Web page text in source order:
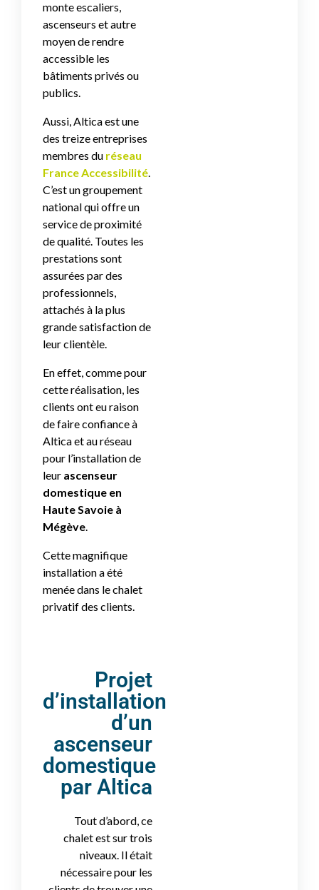
monte escaliers,
ascenseurs et autre
moyen de rendre
accessible les
bâtiments privés ou
publics.
Aussi, Altica est une
des treize entreprises
membres du réseau
France Accessibilité.
C’est un groupement
national qui offre un
service de proximité
de qualité. Toutes les
prestations sont
assurées par des
professionnels,
attachés à la plus
grande satisfaction de
leur clientèle.
En effet, comme pour
cette réalisation, les
clients ont eu raison
de faire confiance à
Altica et au réseau
pour l’installation de
leur ascenseur
domestique en
Haute Savoie à
Mégève.
Cette magnifique
installation a été
menée dans le chalet
privatif des clients.
Projet
d’installation
d’un
ascenseur
domestique
par Altica
Tout d’abord, ce
chalet est sur trois
niveaux. Il était
nécessaire pour les